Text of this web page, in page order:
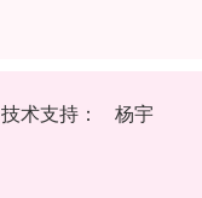
技术支持 ： 杨宇